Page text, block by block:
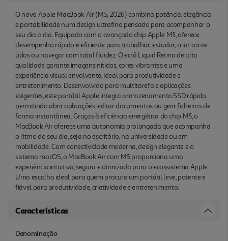
O novo Apple MacBook Air (M5, 2026) combina potência, elegância
e portabilidade num design ultrafino pensado para acompanhar o
seu dia a dia. Equipado com o avançado chip Apple M5, oferece
desempenho rápido e eficiente para trabalhar, estudar, criar conte
údos ou navegar com total fluidez. O ecrã Liquid Retina de alta
qualidade garante imagens nítidas, cores vibrantes e uma
experiência visual envolvente, ideal para produtividade e
entretenimento. Desenvolvido para multitarefa e aplicações
exigentes, este portátil Apple integra armazenamento SSD rápido,
permitindo abrir aplicações, editar documentos ou gerir ficheiros de
forma instantânea. Graças à eficiência energética do chip M5, o
MacBook Air oferece uma autonomia prolongada que acompanha
o ritmo do seu dia, seja no escritório, na universidade ou em
mobilidade. Com conectividade moderna, design elegante e o
sistema macOS, o MacBook Air com M5 proporciona uma
experiência intuitiva, segura e otimizada para o ecossistema Apple.
Uma escolha ideal para quem procura um portátil leve, potente e
fiável para produtividade, criatividade e entretenimento.
Características
Denominação